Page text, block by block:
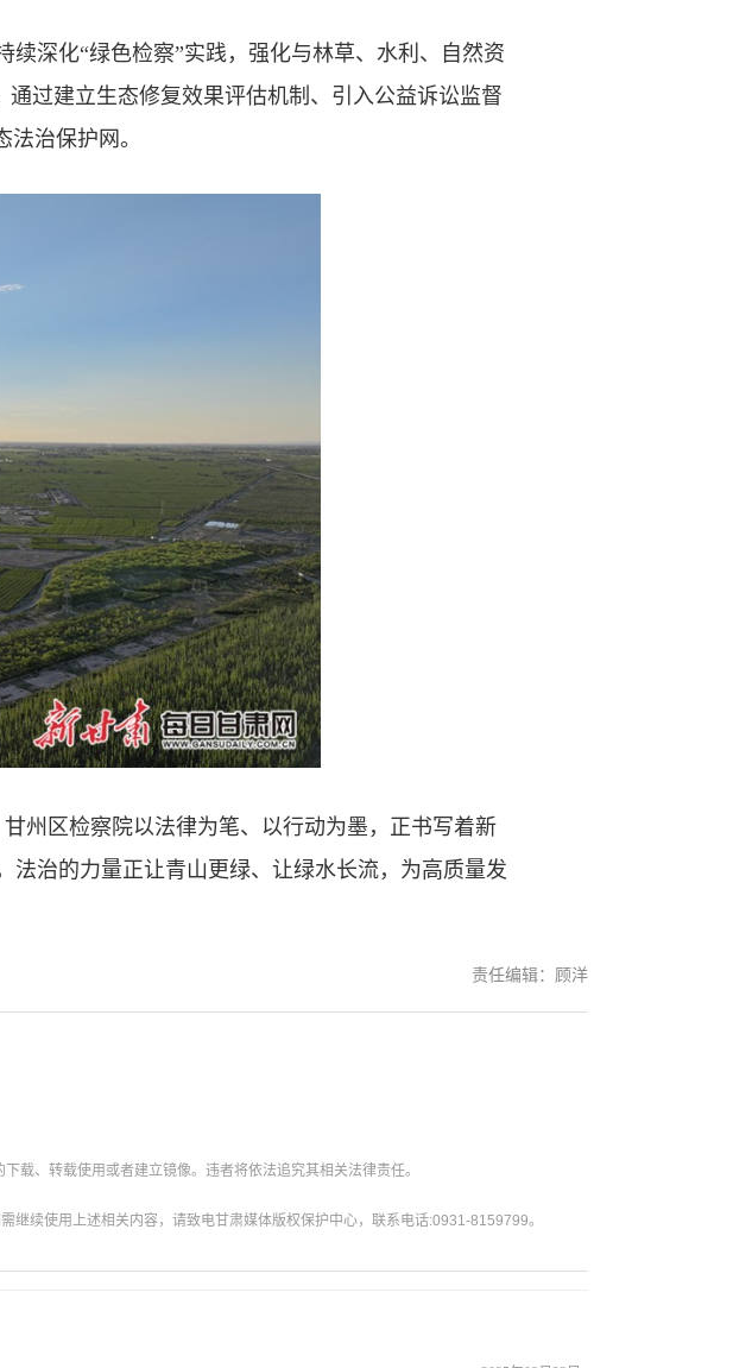
深化“绿色检察”实践，强化与林草、水利、自然资
过建立生态修复效果评估机制、引入公益诉讼监督
治保护网。
区检察院以法律为笔、以行动为墨，正书写着新
治的力量正让青山更绿、让绿水长流，为高质量发
责任编辑：顾洋
载、转载使用或者建立镜像。违者将依法追究其相关法律责任。
续使用上述相关内容，请致电甘肃媒体版权保护中心，联系电话:0931-8159799。